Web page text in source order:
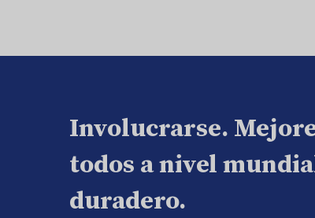
Involucrarse.
todos a nivel
duradero.